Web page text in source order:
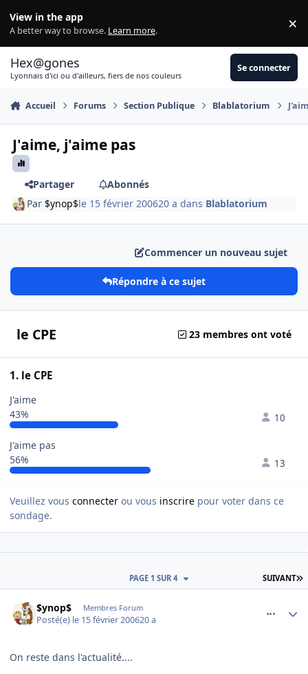
View in the app
A better way to browse. Learn more. ×
Hex@gones
Lyonnais d'ici ou d'ailleurs, fiers de nos couleurs
Se connecter
Accueil Forums Section Publique Blablatorium
J'aime, j'aime pas
Partager
Abonnés
Par $ynop$le 15 février 200620 a dans Blablatorium
Commencer un nouveau sujet
Répondre à ce sujet
le CPE 23 membres ont voté
1. le CPE
J'aime
43%
10
J'aime pas
56%
13
Veuillez vous connecter ou vous inscrire pour voter dans ce
sondage.
SUIVANT
PAGE 1 SUR 4
$ynop$ Membres Forum
Posté(e) le 15 février 200620 a
On reste dans l'actualité....